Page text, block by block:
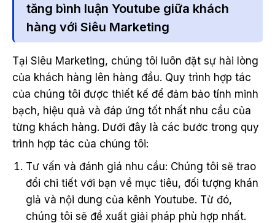
tăng bình luận Youtube giữa khách
hàng với Siêu Marketing
Tại Siêu Marketing, chúng tôi luôn đặt sự hài lòng
của khách hàng lên hàng đầu. Quy trình hợp tác
của chúng tôi được thiết kế để đảm bảo tính minh
bạch, hiệu quả và đáp ứng tốt nhất nhu cầu của
từng khách hàng. Dưới đây là các bước trong quy
trình hợp tác của chúng tôi:
Tư vấn và đánh giá nhu cầu: Chúng tôi sẽ trao
đổi chi tiết với bạn về mục tiêu, đối tượng khán
giả và nội dung của kênh Youtube. Từ đó,
chúng tôi sẽ đề xuất giải pháp phù hợp nhất.